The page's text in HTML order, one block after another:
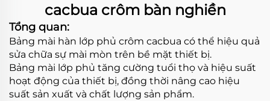
cacbua crôm bàn nghiền
Tổng quan:
Bảng mài hàn lớp phủ crôm cacbua có thể hiệu quả
sửa chữa sự mài mòn trên bề mặt thiết bị.
Bảng mài lớp phủ tăng cường tuổi thọ và hiệu suất
hoạt động của thiết bị, đồng thời nâng cao hiệu
suất sản xuất và chất lượng sản phẩm.